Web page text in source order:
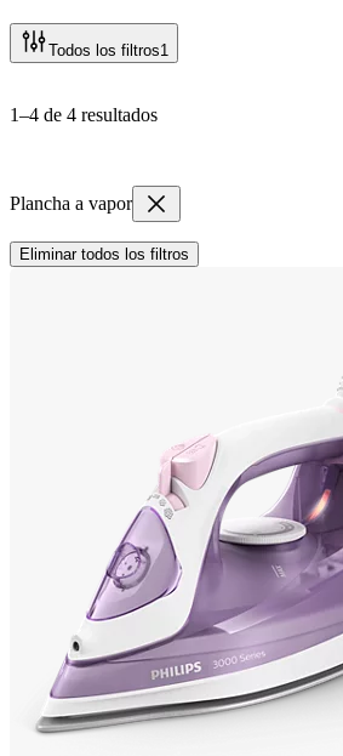
Todos los filtros1
1–4 de 4 resultados
Plancha a vapor
Eliminar todos los filtros